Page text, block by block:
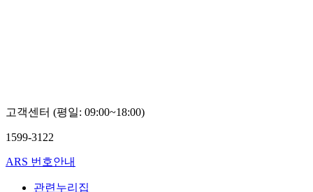
고객센터 (평일: 09:00~18:00)
1599-3122
ARS 번호안내
관련누리집